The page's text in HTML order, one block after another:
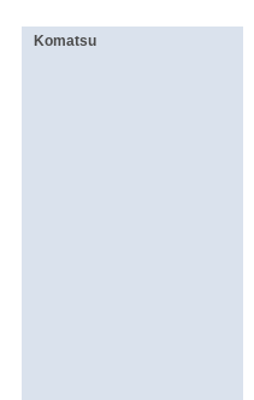
Komatsu